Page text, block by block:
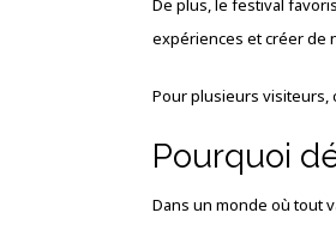
De plus, le festival
expériences et créer de
Pour plusieurs visiteurs,
Pourquoi
Dans un monde où tout